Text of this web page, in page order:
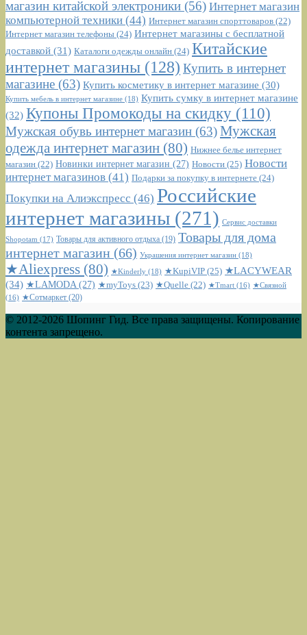
магазин китайской электроники (56) Интернет магазин
компьютерной техники (44) Интернет магазин спорттоваров (22)
Интернет магазин телефоны (24) Интернет магазины с бесплатной
доставкой (31) Каталоги одежды онлайн (24) Китайские
интернет магазины (128) Купить в интернет
магазине (63) Купить косметику в интернет магазине (30)
Купить мебель в интернет магазине (18) Купить сумку в интернет магазине
(32) Купоны Промокоды на скидку (110)
Мужская обувь интернет магазин (63)Мужская
одежда интернет магазин (80) Нижнее белье интернет
магазин (22) Новинки интернет магазин (27) Новости (25) Новости
интернет магазинов (41) Подарки за покупку в интернете (24)
Покупки на Алиэкспресс (46) Российские
интернет магазины (271) Сервис доставки
Shopotam (17) Товары для активного отдыха (19) Товары для дома
интернет магазин (66) Украшения интернет магазин (18)
★Aliexpress (80) ★Kinderly (18) ★KupiVIP (25) ★LACYWEAR
(34) ★LAMODA (27) ★myToys (23) ★Quelle (22) ★Tmart (16) ★Связной
(16) ★Сотмаркет (20)
© 2012-2026 Шопинг Гид. Все права защищены. Копирование
контента запрещено.